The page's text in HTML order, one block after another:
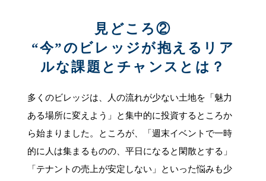
見どころ②
“今”のビレッジが抱えるリア
ルな課題とチャンスとは？
多くのビレッジは、人の流れが少ない土地を「魅力
ある場所に変えよう」と集中的に投資するところか
ら始まりました。ところが、「週末イベントで一時
的に人は集まるものの、平日になると閑散とする」
「テナントの売上が安定しない」といった悩みも少